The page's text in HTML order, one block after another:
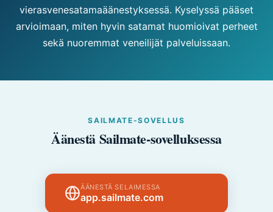
vierasvenesatamaäänestyksessä. Kyselyssä pääset
arvioimaan, miten hyvin satamat huomioivat perheet
sekä nuoremmat veneilijät palveluissaan.
SAILMATE-SOVELLUS
Äänestä Sailmate-sovelluksessa
ÄÄNESTÄ SELAIMESSA
app.sailmate.com